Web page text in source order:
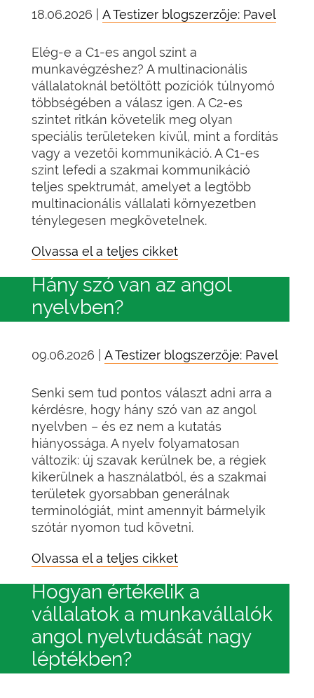
18.06.2026 | A Testizer blogszerzője: Pavel
Elég-e a C1-es angol szint a
munkavégzéshez? A multinacionális
vállalatoknál betöltött pozíciók túlnyomó
többségében a válasz igen. A C2-es
szintet ritkán követelik meg olyan
speciális területeken kívül, mint a fordítás
vagy a vezetői kommunikáció. A C1-es
szint lefedi a szakmai kommunikáció
teljes spektrumát, amelyet a legtöbb
multinacionális vállalati környezetben
ténylegesen megkövetelnek.
Olvassa el a teljes cikket
Hány szó van az angol
nyelvben?
09.06.2026 | A Testizer blogszerzője: Pavel
Senki sem tud pontos választ adni arra a
kérdésre, hogy hány szó van az angol
nyelvben – és ez nem a kutatás
hiányossága. A nyelv folyamatosan
változik: új szavak kerülnek be, a régiek
kikerülnek a használatból, és a szakmai
területek gyorsabban generálnak
terminológiát, mint amennyit bármelyik
szótár nyomon tud követni.
Olvassa el a teljes cikket
Hogyan értékelik a
vállalatok a munkavállalók
angol nyelvtudását nagy
léptékben?